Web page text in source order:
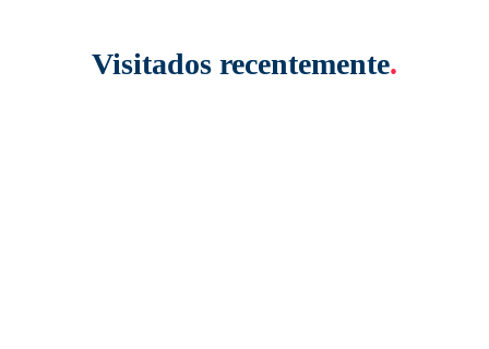
Visitados recentemente.